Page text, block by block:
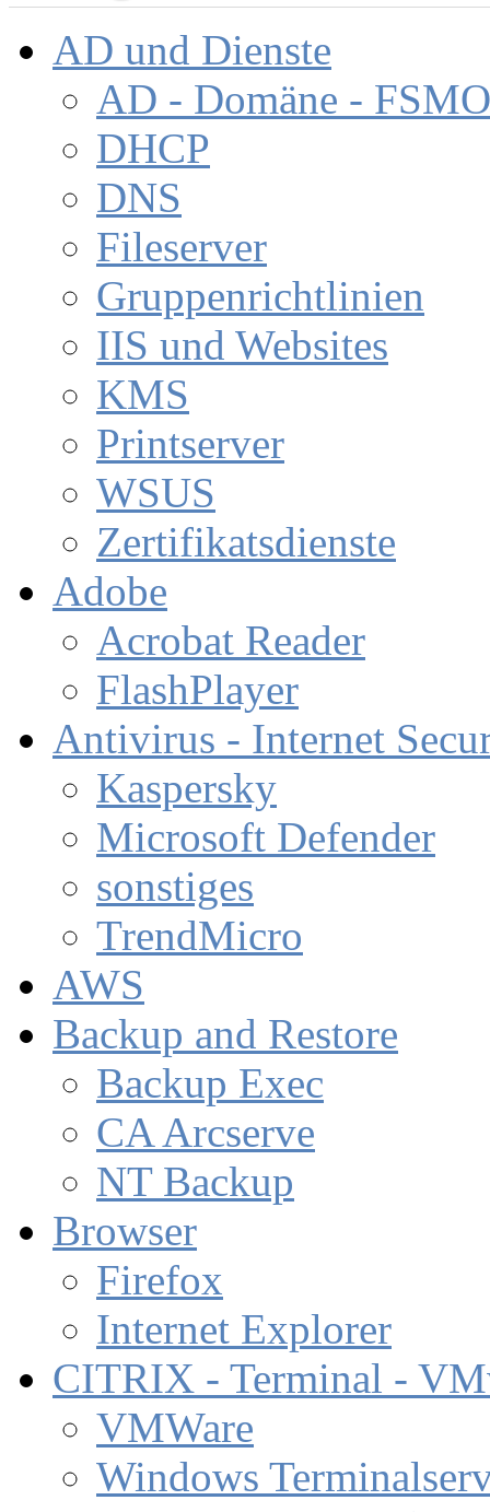
AD und Dienste
AD - Domäne - FSMO
DHCP
DNS
Fileserver
Gruppenrichtlinien
IIS und Websites
KMS
Printserver
WSUS
Zertifikatsdienste
Adobe
Acrobat Reader
FlashPlayer
Antivirus - Internet
Kaspersky
Microsoft Defender
sonstiges
TrendMicro
AWS
Backup and Restore
Backup Exec
CA Arcserve
NT Backup
Browser
Firefox
Internet Explorer
CITRIX - Terminal -
VMWare
Windows